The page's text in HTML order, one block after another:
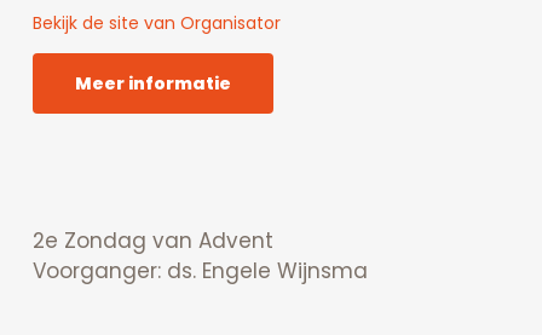
Bekijk de site van Organisator
Meer informatie
2e Zondag van Advent
Voorganger: ds. Engele Wijnsma